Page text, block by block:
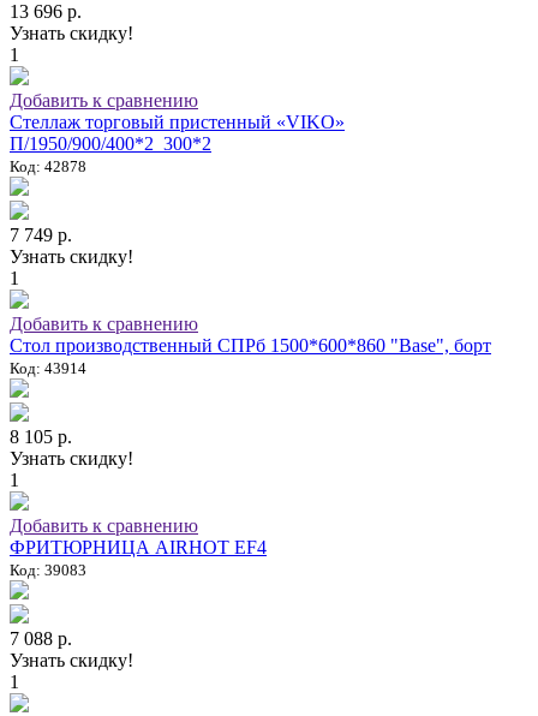
13 696 р.
Узнать скидку!
1
Добавить к сравнению
Стеллаж торговый пристенный «VIKO»
П/1950/900/400*2_300*2
Код: 42878
7 749 р.
Узнать скидку!
1
Добавить к сравнению
Стол производственный СПРб 1500*600*860 "Base", борт
Код: 43914
8 105 р.
Узнать скидку!
1
Добавить к сравнению
ФРИТЮРНИЦА AIRHOT EF4
Код: 39083
7 088 р.
Узнать скидку!
1